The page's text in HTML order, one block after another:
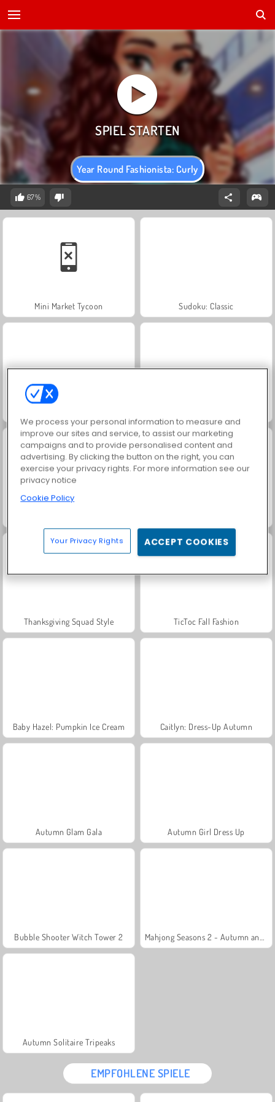
Year Round Fashionista: Curly
67%
Mini Market Tycoon Sudoku: Classic
Thanksgiving Squad Style TicToc Fall Fashion
Baby Hazel: Pumpkin Ice Cream Caitlyn: Dress-Up Autumn
Autumn Glam Gala Autumn Girl Dress Up
Bubble Shooter Witch Tower 2
Autumn Solitaire Tripeaks
EMPFOHLENE SPIELE
We process your personal information to measure and
improve our sites and service, to assist our marketing
campaigns and to provide personalised content and
advertising. By clicking the button on the right, you can
exercise your privacy rights. For more information see our
privacy notice
Cookie Policy
Your Privacy Rights ACCEPT COOKIES